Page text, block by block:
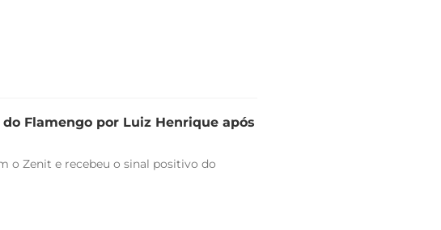
Flamengo por Luiz Henrique após
o Zenit e recebeu o sinal positivo do